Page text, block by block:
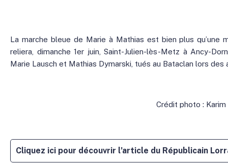
La marche bleue de Marie à Mathias est bien plus qu’une
reliera, dimanche 1er juin, Saint-Julien-lès-Metz à Ancy-
Marie Lausch et Mathias Dymarski, tués au Bataclan lors des
Crédit photo : Karim
Cliquez ici pour découvrir l’article du Républicain